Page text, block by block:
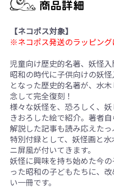
【ネコポス対象】
※ネコポス発送のラッピング
児童向け歴史的名著、妖怪入
昭和の時代に子供向けの妖
となった歴史的名著が、水
念して完全復刻！
様々な妖怪を、恐ろしく、
きおろした絵で紹介。著者
解説した記事も読み応えたっ
特別付録として、妖怪画と
ニ屏風が付いてきます。
妖怪に興味を持ち始めた今
った昭和の子どもたちに、
い一冊です。